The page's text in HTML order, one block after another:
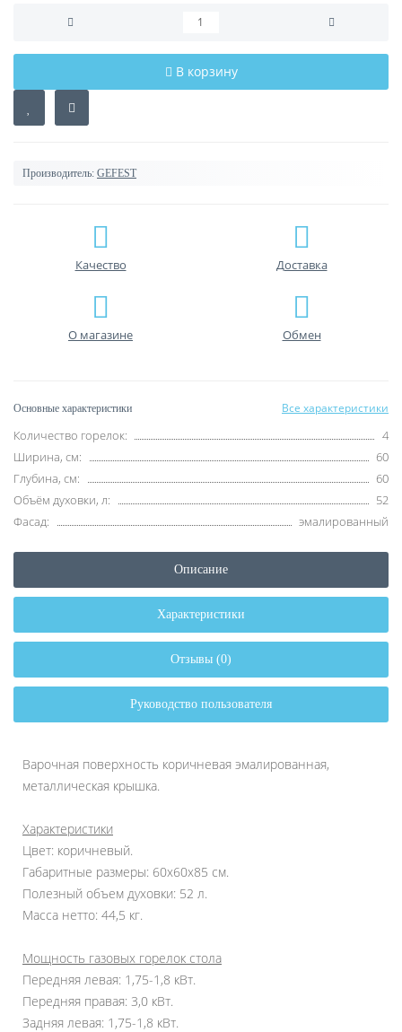
В корзину
Производитель: GEFEST
Качество Доставка
О магазине Обмен
Основные характеристики Все характеристики
Количество горелок:
4
Ширина, см:
60
Глубина, см:
60
Объём духовки, л:
52
Фасад:
эмалированный
Описание
Характеристики
Отзывы (0)
Руководство пользователя
Варочная поверхность коричневая эмалированная,
металлическая крышка.
Характеристики
Цвет: коричневый.
Габаритные размеры: 60х60х85 см.
Полезный объем духовки: 52 л.
Масса нетто: 44,5 кг.
Мощность газовых горелок стола
Передняя левая: 1,75-1,8 кВт.
Передняя правая: 3,0 кВт.
Задняя левая: 1,75-1,8 кВт.